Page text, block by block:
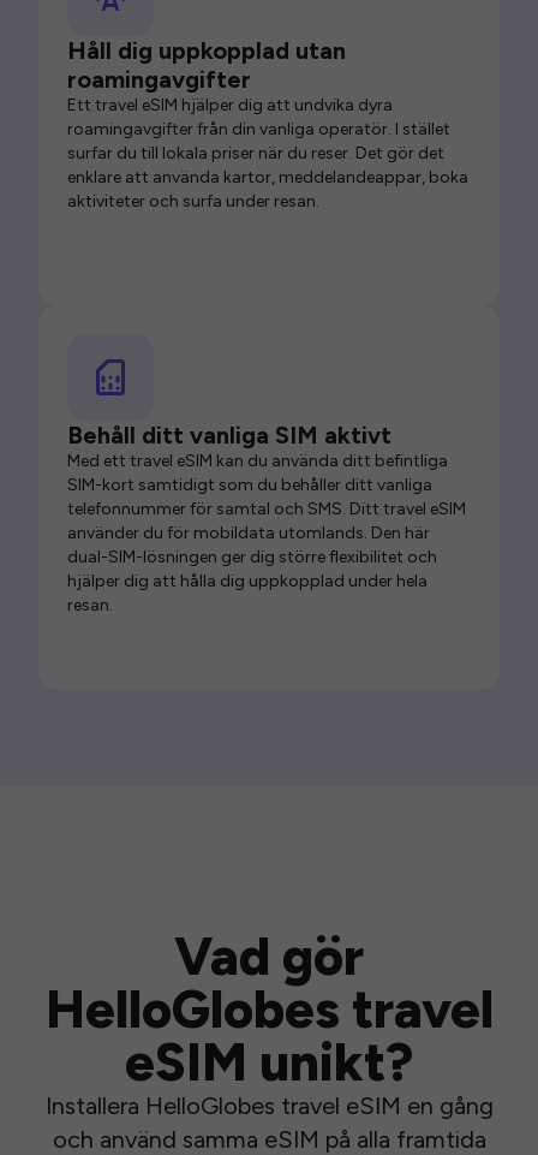
Håll dig uppkopplad utan
roamingavgifter
Ett travel eSIM hjälper dig att undvika dyra
roamingavgifter från din vanliga operatör. I stället
surfar du till lokala priser när du reser. Det gör det
enklare att använda kartor, meddelandeappar, boka
aktiviteter och surfa under resan.
Behåll ditt vanliga SIM aktivt
Med ett travel eSIM kan du använda ditt befintliga
SIM-kort samtidigt som du behåller ditt vanliga
telefonnummer för samtal och SMS. Ditt travel eSIM
använder du för mobildata utomlands. Den här
dual-SIM-lösningen ger dig större flexibilitet och
hjälper dig att hålla dig uppkopplad under hela
resan.
Vad gör
HelloGlobes travel
eSIM unikt?
Installera HelloGlobes travel eSIM en gång
och använd samma eSIM på alla framtida